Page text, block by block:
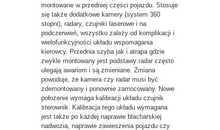
montowane w przedniej części pojazdu. Stosuje
się także dodatkowe kamery (system 360
stopni), radary, czujniki laserowe i na
podczerwień, wszystko zależy od komplikacji i
wielofunkcyjności układu wspomagania
kierowcy. Przednia szyba jak i atrapa gdzie
zwykle montowany jest podstawy radar często
ulegają awariom i są zmieniane. Zmiana
powoduje, że kamera czy radar musi być
zdemontowany i ponownie zamocowany. Nowe
położenie wymaga kalibracji układu czujnik
sterownik. Kalibracja tego układu wymagana
jest także po każdej naprawie blacharskiej
nadwozia, naprawie zawieszenia pojazdu czy